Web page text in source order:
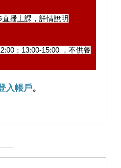
播上課， 詳情說明
；13:00-15:00 ，不供餐
入帳戶。